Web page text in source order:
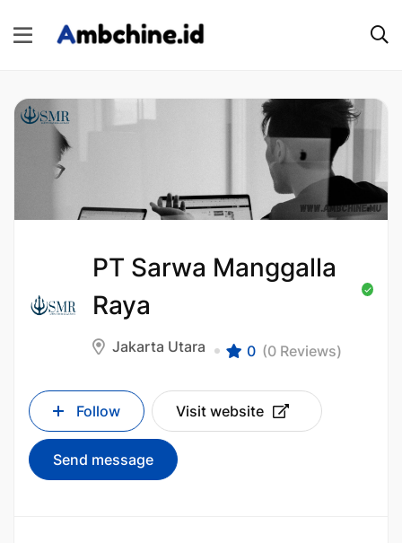
PT Sarwa Manggalla
Raya
Jakarta Utara 0 (0 Reviews)
Follow Visit website
Send message